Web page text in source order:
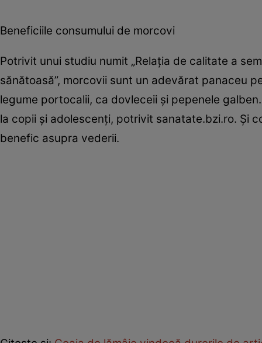
Beneficiile consumului de morcovi
Potrivit unui studiu numit „Relaţia de calitate a
sănătoasă”, morcovii sunt un adevărat panaceu
legume portocalii, ca dovleceii şi pepenele
la copii şi adolescenţi, potrivit sanatate.bzi.ro. Şi
benefic asupra vederii.